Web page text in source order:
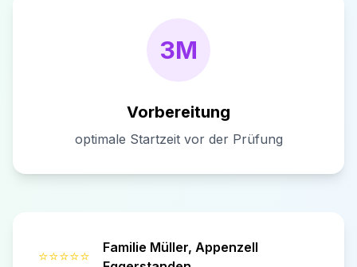
3M
Vorbereitung
optimale Startzeit vor der Prüfung
⭐⭐⭐⭐⭐
Familie Müller, Appenzell